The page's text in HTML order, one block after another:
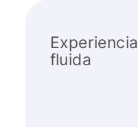
Experiencia
fluida